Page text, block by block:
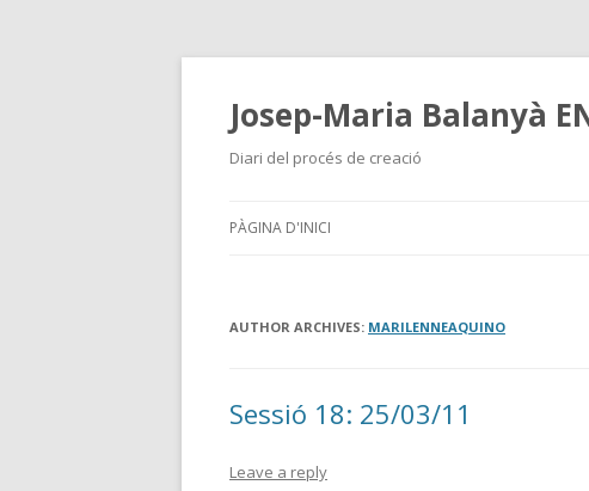
Josep-Maria Balanyà
Diari del procés de creació
PÀGINA D'INICI
AUTHOR ARCHIVES: MARILENNEAQUINO
Sessió 18: 25/03/11
Leave a reply